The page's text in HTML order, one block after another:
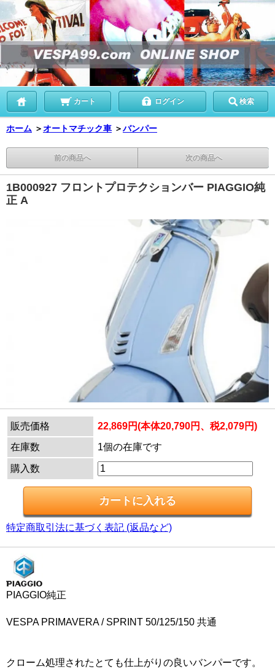
カート ログイン 検索
ホーム ＞オートマチック車 ＞バンパー
前の商品へ 次の商品へ
1B000927 フロントプロテクションバー PIAGGIO純
正 A
販売価格
22,869円(本体20,790円、税2,079円)
在庫数
1個の在庫です
購入数
特定商取引法に基づく表記 (返品など)
PIAGGIO純正
VESPA PRIMAVERA / SPRINT 50/125/150 共通
クローム処理されたとても仕上がりの良いバンパーです。